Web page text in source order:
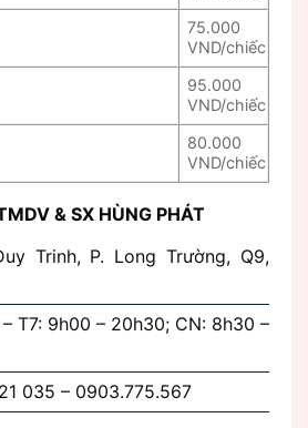
75.000
VND/chiếc
95.000
VND/chiếc
80.000
VND/chiếc
& SX HÙNG PHÁT
Trinh, P. Long Trường, Q9,
T7: 9h00 – 20h30; CN: 8h30 –
035 – 0903.775.567